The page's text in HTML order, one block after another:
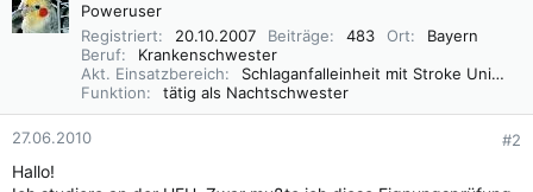
Poweruser
Registriert
20.10.2007 Beiträge 483 Ort
Bayern
Beruf
Krankenschwester
Akt. Einsatzbereich
Schlaganfalleinheit mit Stroke Unit und allgemeine Innere
Funktion
tätig als Nachtschwester
27.06.2010 #2
Hallo!